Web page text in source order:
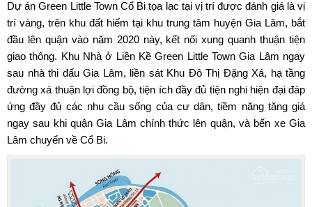
Dự ánGreen Little Town Cổ Bi tọa lạc tại vị trí được đánh giá là vị
trí vàng, trên khu đất hiếm tại khu trung tâm huyện Gia Lâm, bắt
đầu lên quận vào năm 2020 này, kết nối xung quanh thuận tiện
giao thông. Khu Nhà ở Liền Kề Green Little Town Gia Lâm ngay
sau nhà thi đấu Gia Lâm, liền sát Khu Đô Thị Đặng Xá, hạ tầng
đường xá thuận lợi đồng bộ, tiện ích đầy đủ tiện nghi hiện đại đáp
ứng đầy đủ các nhu cầu sống của cư dân, tiềm năng tăng giá
ngay sau khi quận Gia Lâm chính thức lên quận, và bến xe Gia
Lâm chuyển về Cổ Bi.